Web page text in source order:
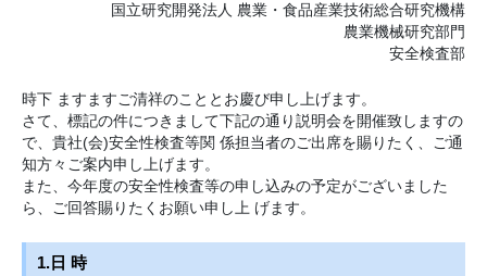
国立研究開発法人 農業・食品産業技術総合研究機構
農業機械研究部門
安全検査部
時下 ますますご清祥のこととお慶び申し上げます。
さて、標記の件につきまして下記の通り説明会を開催致しますの
で、貴社(会)安全性検査等関 係担当者のご出席を賜りたく、ご通
知方々ご案内申し上げます。
また、今年度の安全性検査等の申し込みの予定がございました
ら、ご回答賜りたくお願い申し上 げます。
1.日 時